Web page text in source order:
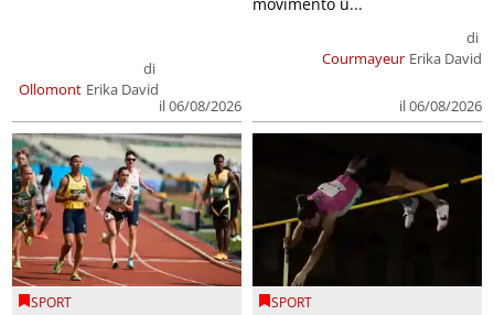
Ollomont
di
Erika David
il 06/08/2026
Courmayeur
di
Erika David
il 06/08/2026
SPORT SPORT